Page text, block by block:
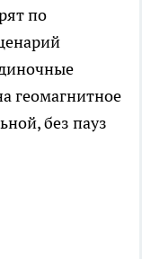
по
геомагнитное
без пауз